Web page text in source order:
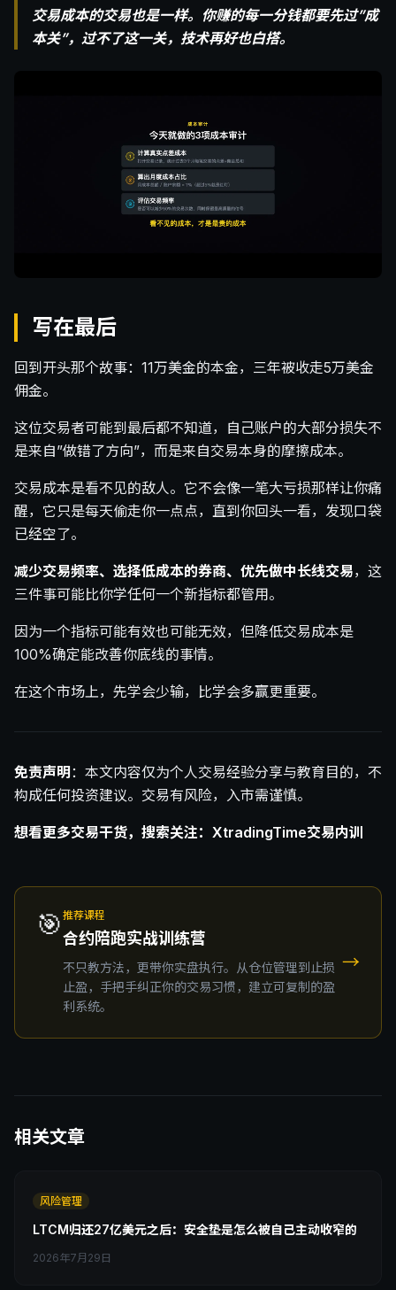
交易成本的交易也是一样。你赚的每一分钱都要先过”成
本关”，过不了这一关，技术再好也白搭。
写在最后
回到开头那个故事：11万美金的本金，三年被收走5万美金
佣金。
这位交易者可能到最后都不知道，自己账户的大部分损失不
是来自”做错了方向”，而是来自交易本身的摩擦成本。
交易成本是看不见的敌人。它不会像一笔大亏损那样让你痛
醒，它只是每天偷走你一点点，直到你回头一看，发现口袋
已经空了。
减少交易频率、选择低成本的券商、优先做中长线交易，这
三件事可能比你学任何一个新指标都管用。
因为一个指标可能有效也可能无效，但降低交易成本是
100%确定能改善你底线的事情。
在这个市场上，先学会少输，比学会多赢更重要。
免责声明 ：本文内容仅为个人交易经验分享与教育目的，不
构成任何投资建议。交易有风险，入市需谨慎。
想看更多交易干货，搜索关注：XtradingTime交易内训
🎯 推荐课程
合约陪跑实战训练营
不只教方法，更带你实盘执行。从仓位管理到止损
止盈，手把手纠正你的交易习惯，建立可复制的盈
利系统。
→
相关文章
风险管理
LTCM归还27亿美元之后：安全垫是怎么被自己主动收窄的
2026年7月29日